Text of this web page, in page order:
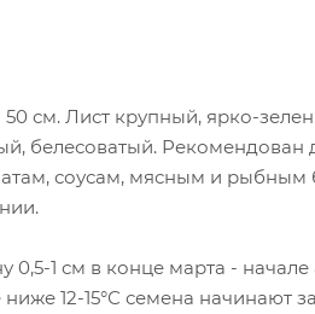
см. Лист крупный, ярко-
белесоватый. Рекомендован
соусам, мясным и
1 см в конце марта - начале
12-15°С семена начинают